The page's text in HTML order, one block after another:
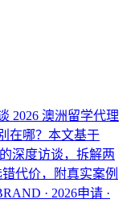
2026 澳洲留学代理
在哪？本文基于
深度访谈，拆解两
代价，附真实案例
· 2026申请 ·